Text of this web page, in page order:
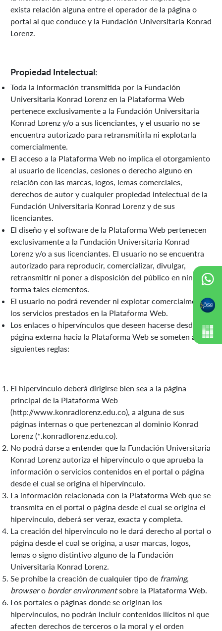
exista relación alguna entre el operador de la página o
portal al que conduce y la Fundación Universitaria Konrad
Lorenz.
Propiedad Intelectual:
Toda la información transmitida por la Fundación
Universitaria Konrad Lorenz en la Plataforma Web
pertenece exclusivamente a la Fundación Universitaria
Konrad Lorenz y/o a sus licenciantes, y el usuario no se
encuentra autorizado para retransmitirla ni explotarla
comercialmente.
El acceso a la Plataforma Web no implica el otorgamiento
al usuario de licencias, cesiones o derecho alguno en
relación con las marcas, logos, lemas comerciales,
derechos de autor y cualquier propiedad intelectual de la
Fundación Universitaria Konrad Lorenz y de sus
licenciantes.
El diseño y el software de la Plataforma Web pertenecen
exclusivamente a la Fundación Universitaria Konrad
Lorenz y/o a sus licenciantes. El usuario no se encuentra
autorizado para reproducir, comercializar, divulgar,
retransmitir ni poner a disposición del público en ninguna
forma tales elementos.
El usuario no podrá revender ni explotar comercialmente
los servicios prestados en la Plataforma Web.
Los enlaces o hipervínculos que deseen hacerse desde una
página externa hacia la Plataforma Web se someten a las
siguientes reglas:
El hipervínculo deberá dirigirse bien sea a la página
principal de la Plataforma Web
(http://www.konradlorenz.edu.co), a alguna de sus
páginas internas o que pertenezcan al dominio Konrad
Lorenz (*.konradlorenz.edu.co).
No podrá darse a entender que la Fundación Universitaria
Konrad Lorenz autoriza el hipervínculo o que aprueba la
información o servicios contenidos en el portal o página
desde el cual se origina el hipervínculo.
La información relacionada con la Plataforma Web que se
transmita en el portal o página desde el cual se origina el
hipervínculo, deberá ser veraz, exacta y completa.
La creación del hipervínculo no le dará derecho al portal o
página desde el cual se origina, a usar marcas, logos,
lemas o signo distintivo alguno de la Fundación
Universitaria Konrad Lorenz.
Se prohíbe la creación de cualquier tipo de framing,
browsero border environmentsobre la Plataforma Web.
Los portales o páginas donde se originan los
hipervínculos, no podrán incluir contenidos ilícitos ni que
afecten derechos de terceros o la moral y el orden